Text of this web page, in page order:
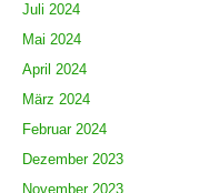
Juli 2024
Mai 2024
April 2024
März 2024
Februar 2024
Dezember 2023
November 2023